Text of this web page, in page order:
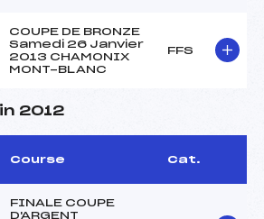
COUPE DE BRONZE
Samedi 26 Janvier
2013 CHAMONIX
MONT-BLANC
FFS
2012
Course Cat.
FINALE COUPE
D'ARGENT